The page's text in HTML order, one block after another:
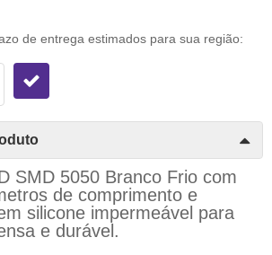
de entrega estimados para sua região:
SMD 5050 Branco Frio com
de comprimento e
silicone impermeável para
e durável.